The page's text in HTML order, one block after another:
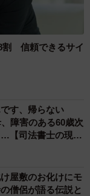
割 信頼できるサイ
す、帰らない
障害のある60歳次
【司法書士の現場
屋敷のお化けにモ
僧侶が語る伝説と